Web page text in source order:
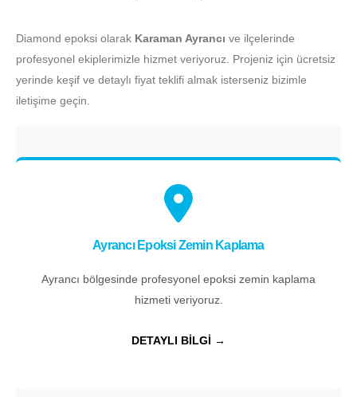
Diamond epoksi olarak Karaman Ayrancı ve ilçelerinde
profesyonel ekiplerimizle hizmet veriyoruz. Projeniz için ücretsiz
yerinde keşif ve detaylı fiyat teklifi almak isterseniz bizimle
iletişime geçin.
Ayrancı Epoksi Zemin Kaplama
Ayrancı bölgesinde profesyonel epoksi zemin kaplama
hizmeti veriyoruz.
DETAYLI BİLGİ →